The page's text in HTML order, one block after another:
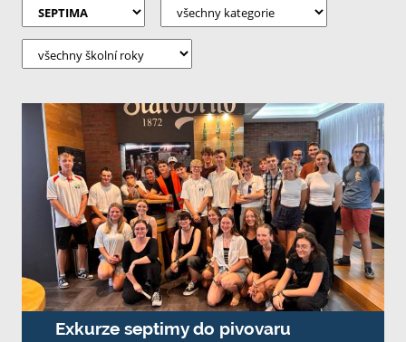
Exkurze septimy do pivovaru